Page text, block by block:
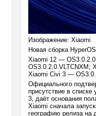
Изображение: Xiaomi
Новая сборка
Xiaomi 12 —
OS3.0.2.0.VLTCNXM;
Xiaomi Civi 3 —
Официального
присутствие в
3, даёт основания
Xiaomi сначала
географию релиза на